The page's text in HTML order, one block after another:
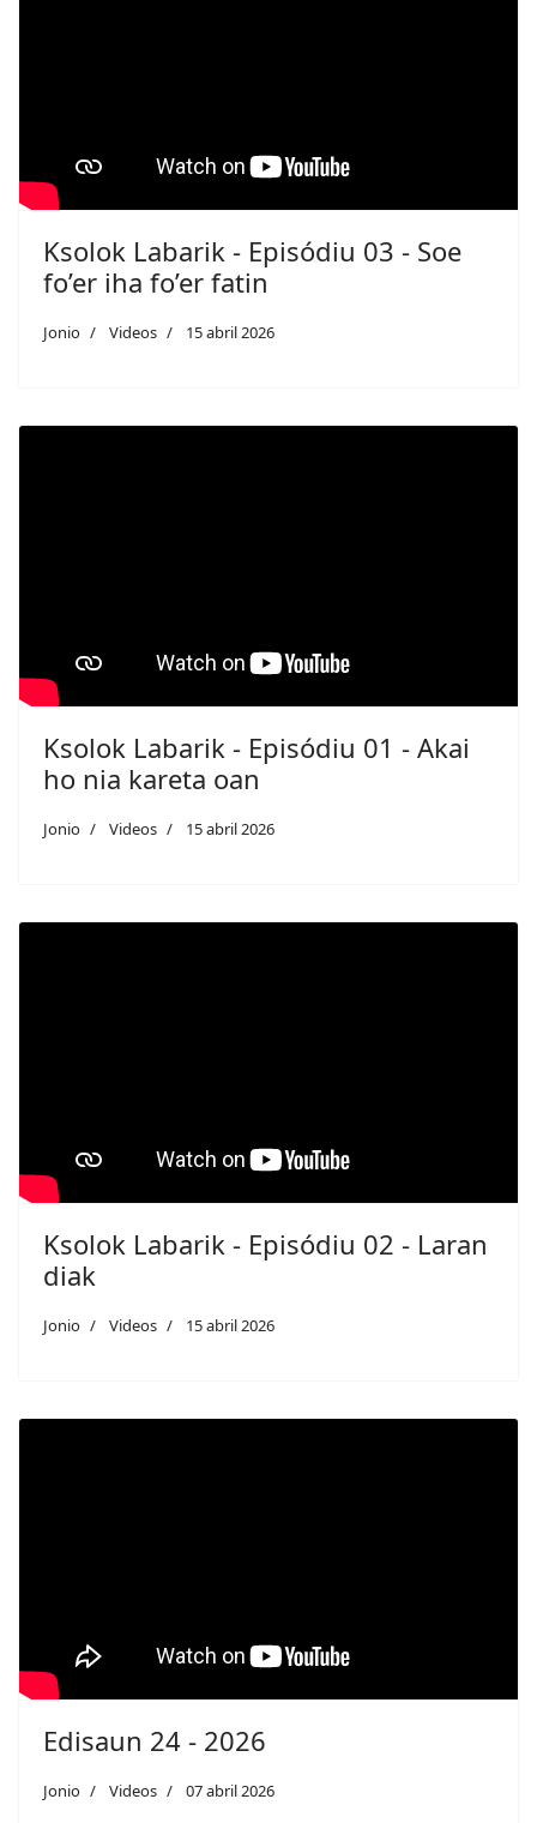
Ksolok Labarik - Episódiu 03 - Soe
fo’er iha fo’er fatin
Jonio Videos 15 abril 2026
Ksolok Labarik - Episódiu 01 - Akai
ho nia kareta oan
Jonio Videos 15 abril 2026
Ksolok Labarik - Episódiu 02 - Laran
diak
Jonio Videos 15 abril 2026
Edisaun 24 - 2026
Jonio Videos 07 abril 2026